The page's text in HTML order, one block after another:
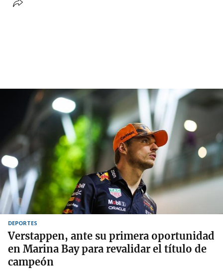
DEPORTES
Verstappen, ante su primera oportunidad
en Marina Bay para revalidar el título de
campeón